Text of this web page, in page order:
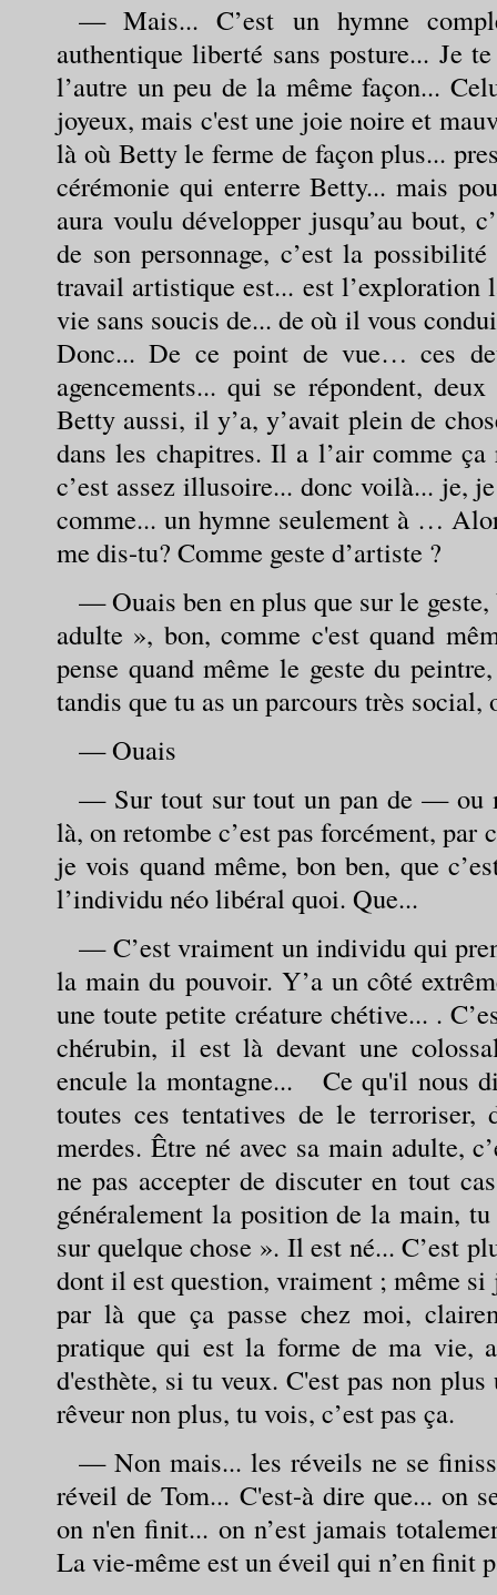
— Mais... C’est un hymne
authentique liberté sans posture... Je
l’autre un peu de la même façon...
joyeux, mais c'est une joie noire et
là où Betty le ferme de façon plus...
cérémonie qui enterre Betty... mais
aura voulu développer jusqu’au bout,
de son personnage, c’est la
travail artistique est... est
vie sans soucis de... de où il vous
Donc... De ce point de vue… ces
agencements... qui se répondent,
Betty aussi, il y’a, y’avait plein de
dans les chapitres. Il a l’air comme ça
c’est assez illusoire... donc voilà... je,
comme... un hymne seulement à …
me dis-tu? Comme geste d’artiste ?
— Ouais ben en plus que sur le geste,
adulte », bon, comme c'est quand
pense quand même le geste du
tandis que tu as un parcours très social,
— Ouais
— Sur tout sur tout un pan de — ou
là, on retombe c’est pas forcément, par
je vois quand même, bon ben, que
l’individu néo libéral quoi. Que...
— C’est vraiment un individu qui
la main du pouvoir. Y’a un côté
une toute petite créature chétive... .
chérubin, il est là devant une
encule la montagne... Ce qu'il nous
toutes ces tentatives de le terroriser,
merdes. Être né avec sa main adulte,
ne pas accepter de discuter en tout
généralement la position de la main,
sur quelque chose ». Il est né... C’est
dont il est question, vraiment ; même si
par là que ça passe chez moi,
pratique qui est la forme de ma vie,
d'esthète, si tu veux. C'est pas non
rêveur non plus, tu vois, c’est pas ça.
— Non mais... les réveils ne se
réveil de Tom... C'est-à dire que... on
on n'en finit... on n’est jamais
La vie-même est un éveil qui n’en finit